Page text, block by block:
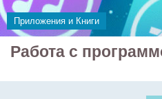
Приложения и Книги
Работа с